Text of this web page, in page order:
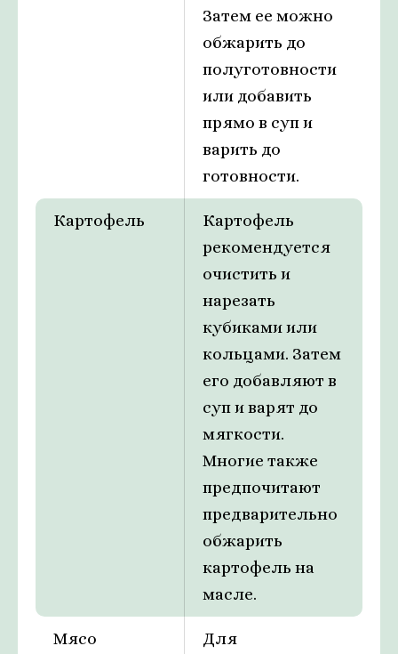
Затем ее можно
обжарить до
полуготовности
или добавить
прямо в суп и
варить до
готовности.
Картофель
Картофель
рекомендуется
очистить и
нарезать
кубиками или
кольцами. Затем
его добавляют в
суп и варят до
мягкости.
Многие также
предпочитают
предварительно
обжарить
картофель на
масле.
Мясо
Для